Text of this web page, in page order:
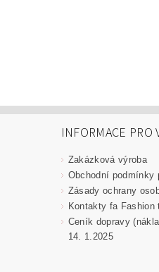
INFORMACE PRO
Zakázková výroba
Obchodní podmínky
Zásady ochrany
Kontakty fa Fashion
Ceník dopravy
14. 1.2025